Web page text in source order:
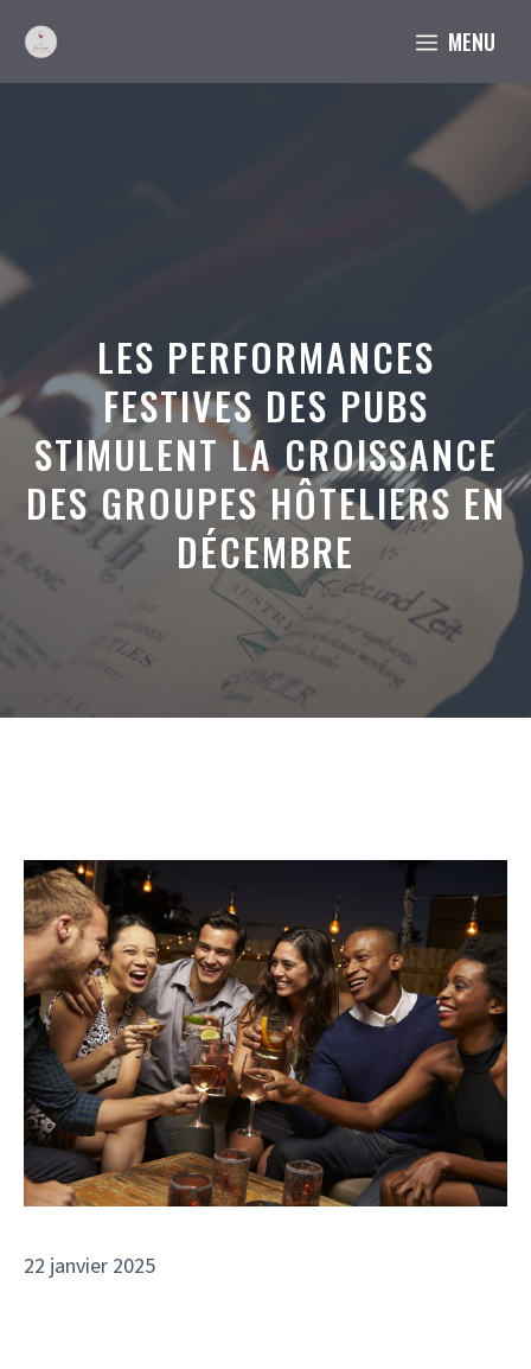
contenu
MENU
LES PERFORMANCES
FESTIVES DES PUBS
STIMULENT LA CROISSANCE
DES GROUPES HÔTELIERS EN
DÉCEMBRE
22 janvier 2025